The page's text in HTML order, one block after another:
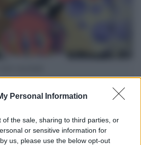
Personal Information
of the sale, sharing to third parties, or
or sensitive information for
us, please use the below opt-out
non ci sono mai state basi
i medici non vaccinati dal lavoro
dell'Italia: ce lo chiede l'Europa